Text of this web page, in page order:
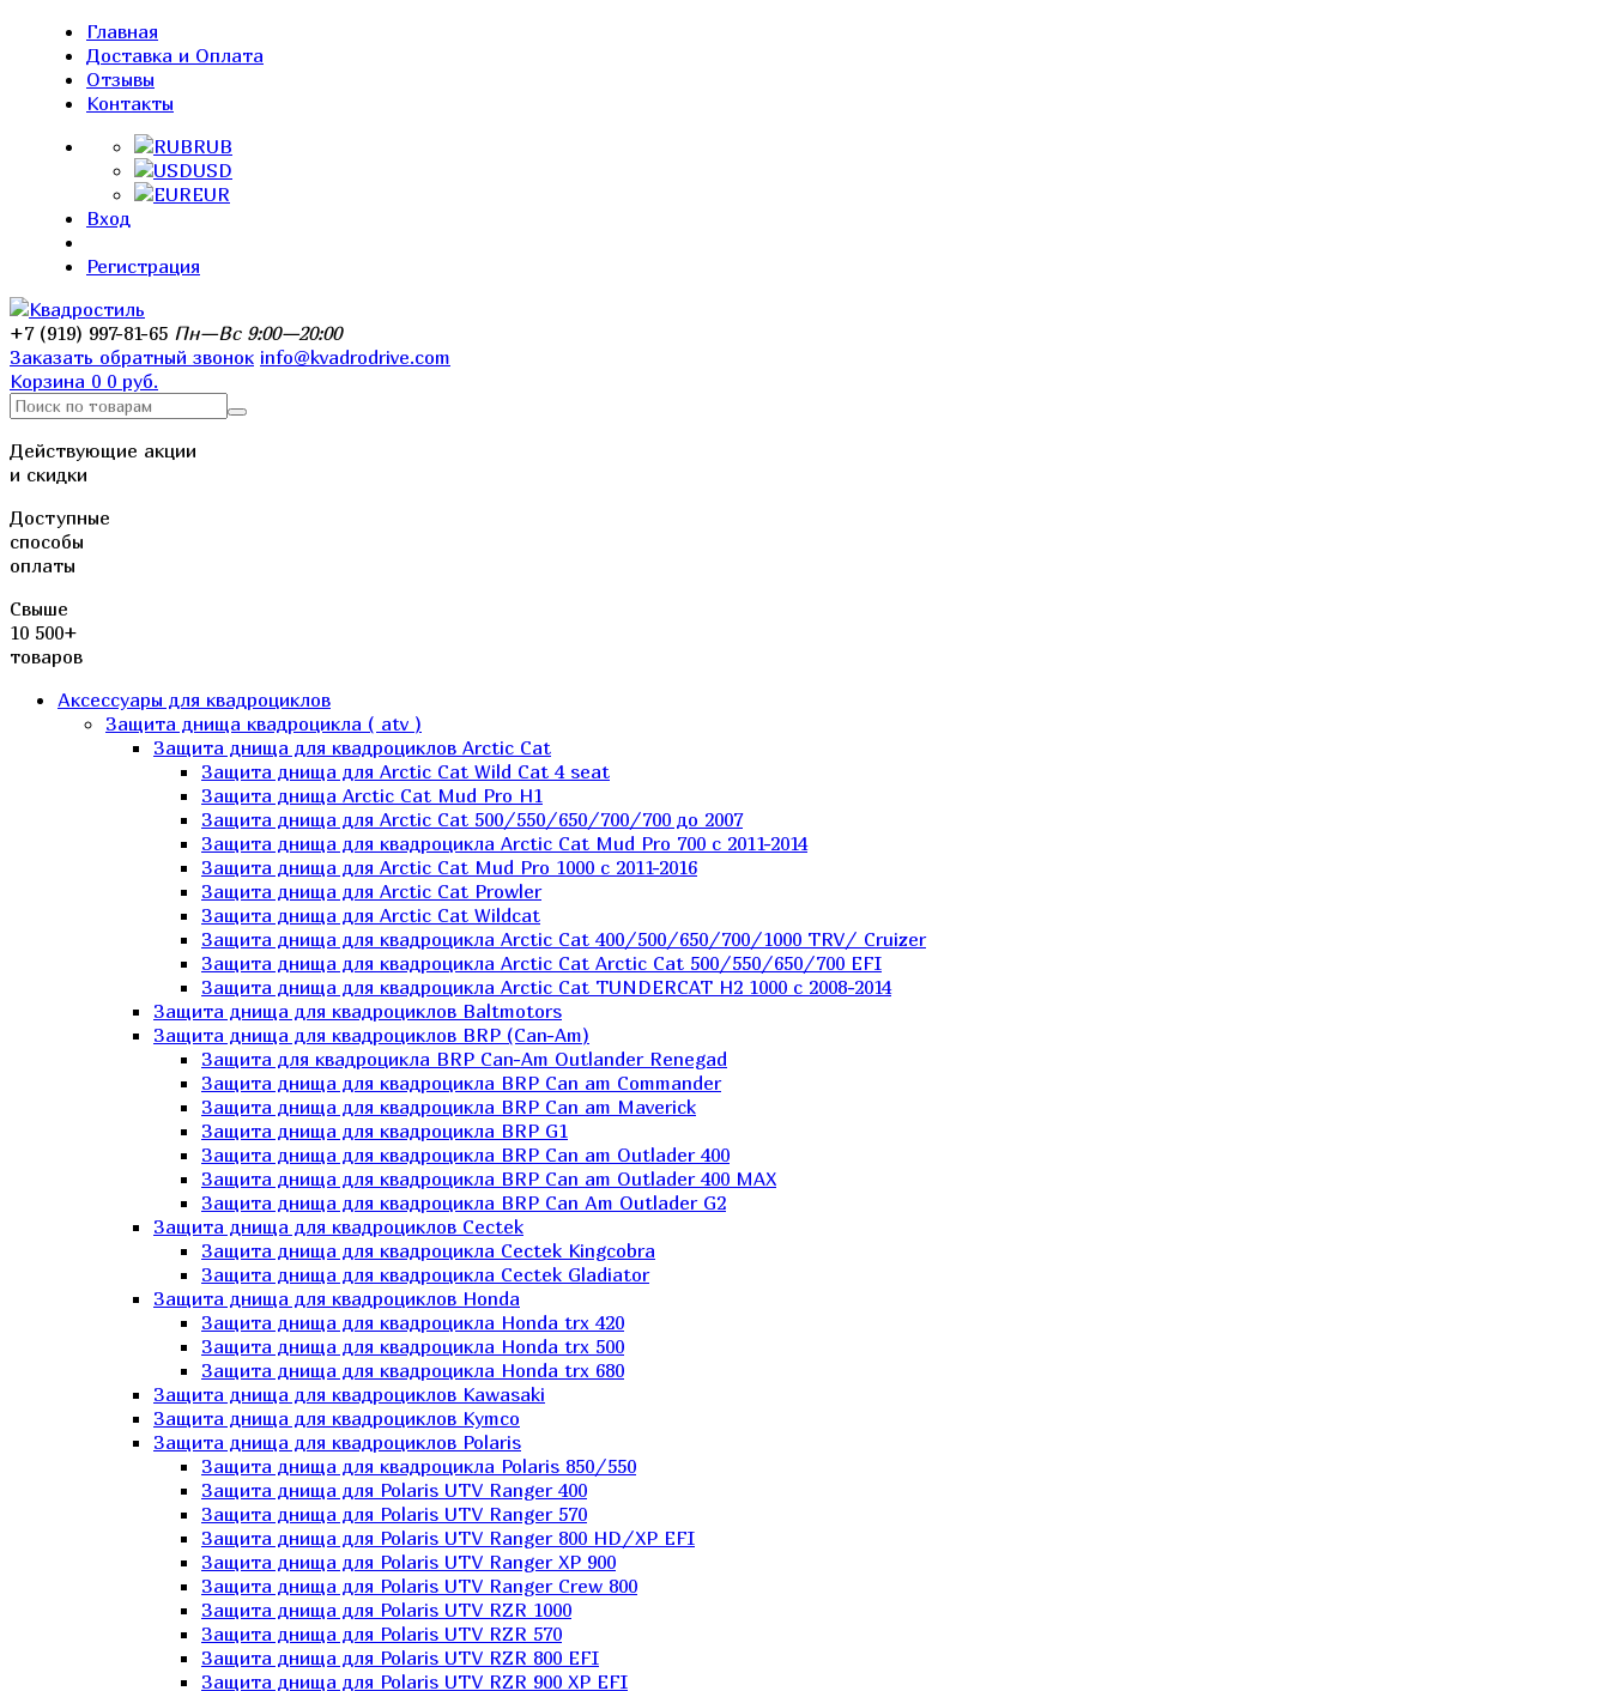
Главная
Доставка и Оплата
Отзывы
Контакты
RUB
USD
EUR
Вход
Регистрация
+7 (919) 997-81-65 Пн—Вс 9:00—20:00
Заказать обратный звонок info@kvadrodrive.com
Корзина 0 0 руб.
Действующие акции
и скидки
Доступные
способы
оплаты
Свыше
10 500+
товаров
Аксессуары для квадроциклов
Защита днища квадроцикла ( atv )
Защита днища для квадроциклов Arctic Cat
Защита днища для Arctic Cat Wild Cat 4 seat
Защита днища Arctic Cat Mud Pro H1
Защита днища для Arctic Cat 500/550/650/700/700 до 2007
Защита днища для квадроцикла Arctic Cat Mud Pro 700 с 2011-2014
Защита днища для Arctic Cat Mud Pro 1000 c 2011-2016
Защита днища для Arctic Cat Prowler
Защита днища для Arctic Cat Wildcat
Защита днища для квадроцикла Arctic Cat 400/500/650/700/1000 TRV/ Cruizer
Защита днища для квадроцикла Arctic Cat Arctic Cat 500/550/650/700 EFI
Защита днища для квадроцикла Arctic Cat TUNDERCAT H2 1000 c 2008-2014
Защита днища для квадроциклов Baltmotors
Защита днища для квадроциклов BRP (Can-Am)
Защита для квадроцикла BRP Can-Am Outlander Renegad
Защита днища для квадроцикла BRP Can am Commander
Защита днища для квадроцикла BRP Can am Maverick
Защита днища для квадроцикла BRP G1
Защита днища для квадроцикла BRP Can am Outlader 400
Защита днища для квадроцикла BRP Can am Outlader 400 MAX
Защита днища для квадроцикла BRP Can Аm Outlader G2
Защита днища для квадроциклов Cectek
Защита днища для квадроцикла Cectek Kingcobra
Защита днища для квадроцикла Cectek Gladiator
Защита днища для квадроциклов Honda
Защита днища для квадроцикла Honda trx 420
Защита днища для квадроцикла Honda trx 500
Защита днища для квадроцикла Honda trx 680
Защита днища для квадроциклов Kawasaki
Защита днища для квадроциклов Kymco
Защита днища для квадроциклов Polaris
Защита днища для квадроцикла Polaris 850/550
Защита днища для Polaris UTV Ranger 400
Защита днища для Polaris UTV Ranger 570
Защита днища для Polaris UTV Ranger 800 HD/XP EFI
Защита днища для Polaris UTV Ranger XP 900
Защита днища для Polaris UTV Ranger Сrew 800
Защита днища для Polaris UTV RZR 1000
Защита днища для Polaris UTV RZR 570
Защита днища для Polaris UTV RZR 800 EFI
Защита днища для Polaris UTV RZR 900 XP EFI